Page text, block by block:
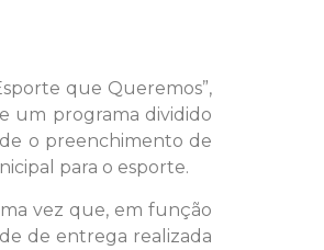
que Queremos”,
um programa dividido
o preenchimento de
para o esporte.
vez que, em função
de entrega realizada